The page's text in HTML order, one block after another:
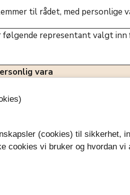
til rådet, med personlige
følgende representant valgt inn
vara
Marie Alvær (Ap)
(cookies) til sikkerhet,
cookies vi bruker og hvordan